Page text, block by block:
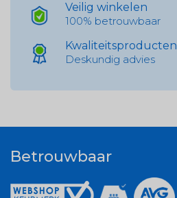
Veilig winkelen
100% betrouwbaar
Kwaliteitsproducten
Deskundig advies
Betrouwbaar